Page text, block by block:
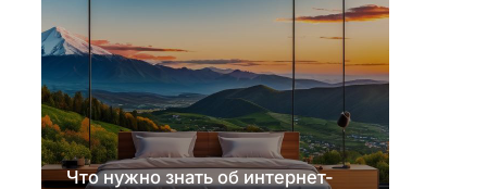
Что нужно знать об интернет-